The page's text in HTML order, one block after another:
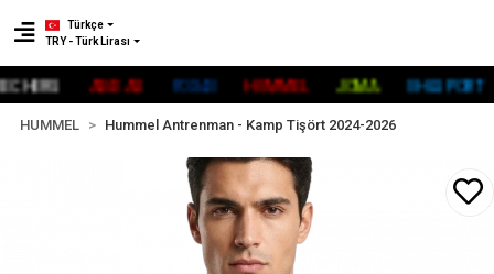
ADİDAS FOX40 HUMMEL JOMA UHLSPORT
Türkçe
TRY - Türk Lirası
HUMMEL Hummel Antrenman - Kamp Tişört 2024-2026